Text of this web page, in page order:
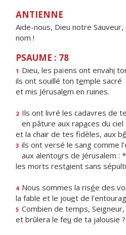
ANTIENNE
Aide-nous, Dieu notre
nom !
PSAUME : 78
1 Dieu, les païens ont envahi
ils ont souillé ton temple sacré
et mis Jérusalem en ruines.
2 Ils ont livré les cadavres de
en pâture aux rapaces du ciel
et la chair de tes fidèles, aux bê
3 ils ont versé le sang comme
aux alentours de Jérusalem : *
les morts restaient sans
4 Nous sommes la risée des
la fable et le jouet de
5 Combien de temps,
et brûlera le feu de ta jalousie ?